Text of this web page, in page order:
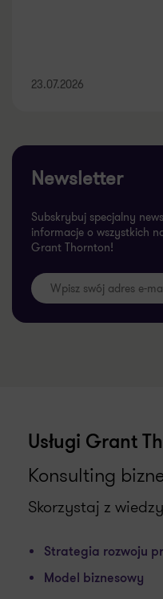
23.07.2026
Newsletter
Subskrybuj specjalny
informacje o wszystkich
Grant Thornton!
Usługi Grant
Konsulting
Skorzystaj z
Strategia rozwoju
Model biznesowy